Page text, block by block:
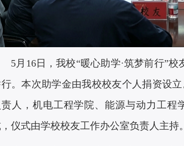
5月16日，我校“暖心助学·筑梦前行”
。本次助学金由我校校友个人捐资设
人，机电工程学院、能源与动力工程
仪式由学校校友工作办公室负责人主持。